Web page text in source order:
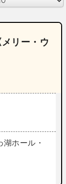
リー・ウ
ホール・